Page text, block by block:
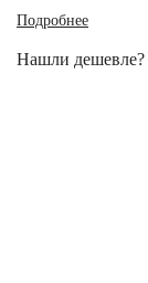
Подробнее
Нашли дешевле?